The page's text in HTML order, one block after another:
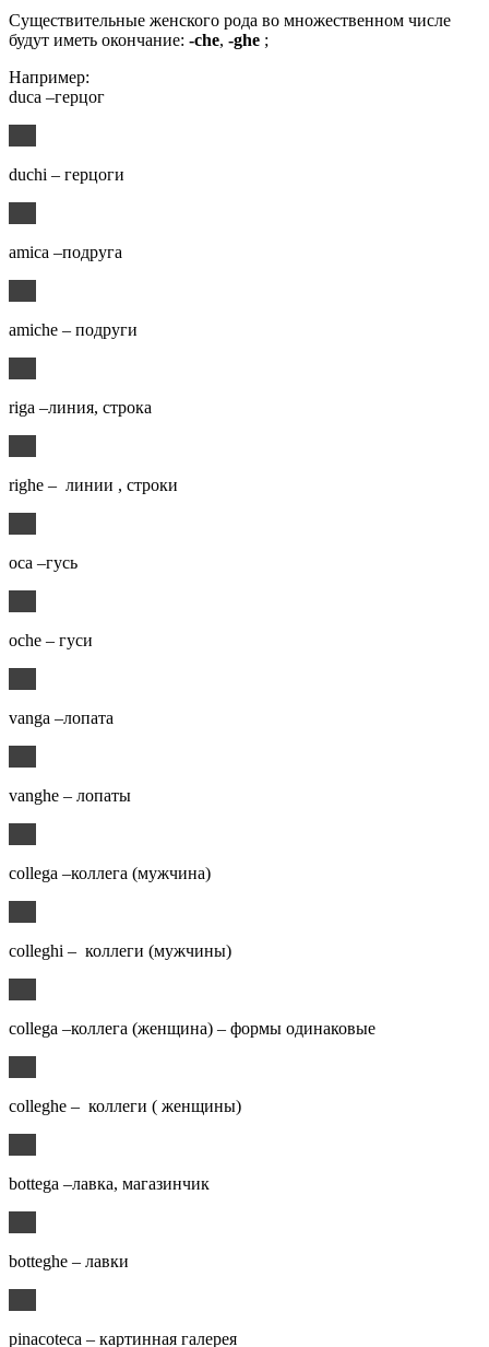
Существительные женского рода во множественном числе
будут иметь окончание: -che, -ghe ;
Например:
duca –герцог
duchi – герцоги
amica –подруга
amiche – подруги
riga –линия, строка
righe – линии , строки
oca –гусь
oche – гуси
vanga –лопата
vanghe – лопаты
collega –коллега (мужчина)
colleghi – коллеги (мужчины)
collega –коллега (женщина) – формы одинаковые
colleghe – коллеги ( женщины)
bottega –лавка, магазинчик
botteghe – лавки
pinacoteca – картинная галерея